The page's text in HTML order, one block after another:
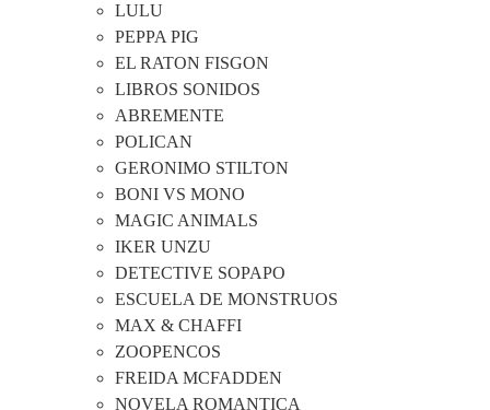
LULU
PEPPA PIG
EL RATON FISGON
LIBROS SONIDOS
ABREMENTE
POLICAN
GERONIMO STILTON
BONI VS MONO
MAGIC ANIMALS
IKER UNZU
DETECTIVE SOPAPO
ESCUELA DE MONSTRUOS
MAX & CHAFFI
ZOOPENCOS
FREIDA MCFADDEN
NOVELA ROMANTICA